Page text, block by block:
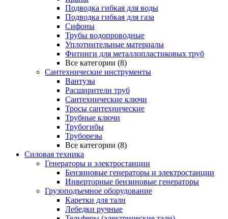
Подводка гибкая для воды
Подводка гибкая для газа
Сифоны
Трубы водопроводные
Уплотнительные материалы
Фитинги для металлопластиковых труб
Все категории (8)
Сантехнические инструменты
Вантузы
Расширители труб
Сантехнические ключи
Тросы сантехнические
Трубные ключи
Трубогибы
Труборезы
Все категории (8)
Силовая техника
Генераторы и электростанции
Бензиновые генераторы и электростанции
Инверторные бензиновые генераторы
Грузоподъемное оборудование
Каретки для тали
Лебедки ручные